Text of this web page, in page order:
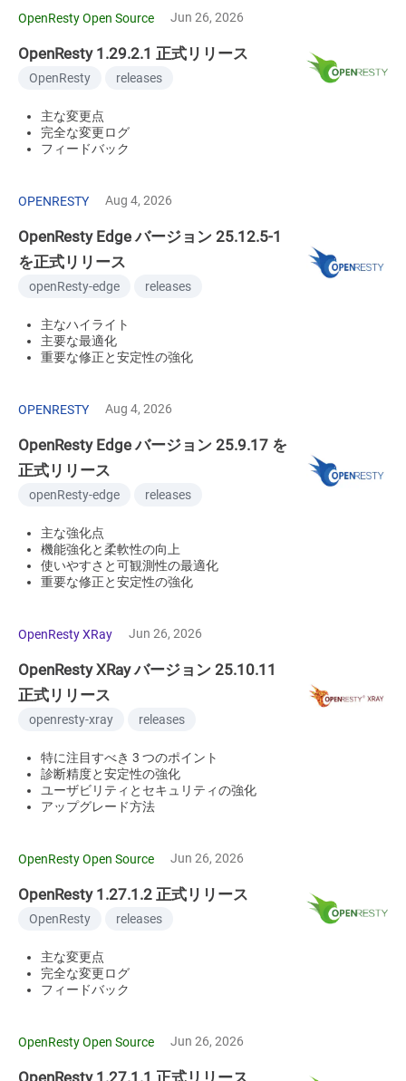
OpenResty Open Source Jun 26, 2026
OpenResty 1.29.2.1 正式リリース
OpenResty releases
主な変更点
完全な変更ログ
フィードバック
OPENRESTY Aug 4, 2026
OpenResty Edge バージョン 25.12.5-1
を正式リリース
openResty-edge releases
主なハイライト
主要な最適化
重要な修正と安定性の強化
OPENRESTY Aug 4, 2026
OpenResty Edge バージョン 25.9.17 を
正式リリース
openResty-edge releases
主な強化点
機能強化と柔軟性の向上
使いやすさと可観測性の最適化
重要な修正と安定性の強化
OpenResty XRay Jun 26, 2026
OpenResty XRay バージョン 25.10.11
正式リリース
openresty-xray releases
特に注目すべき 3 つのポイント
診断精度と安定性の強化
ユーザビリティとセキュリティの強化
アップグレード方法
OpenResty Open Source Jun 26, 2026
OpenResty 1.27.1.2 正式リリース
OpenResty releases
主な変更点
完全な変更ログ
フィードバック
OpenResty Open Source Jun 26, 2026
OpenResty 1.27.1.1 正式リリース